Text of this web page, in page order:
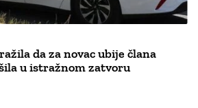
da za novac ubije člana
u istražnom zatvoru